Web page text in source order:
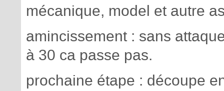
mécanique, model et autre
amincissement : sans
à 30 ca passe pas.
prochaine étape : découpe